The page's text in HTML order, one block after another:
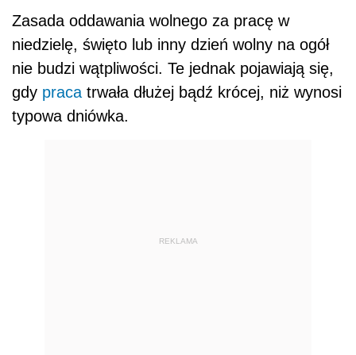
Zasada oddawania wolnego za pracę w
niedzielę, święto lub inny dzień wolny na ogół
nie budzi wątpliwości. Te jednak pojawiają się,
gdy praca trwała dłużej bądź krócej, niż wynosi
typowa dniówka.
REKLAMA